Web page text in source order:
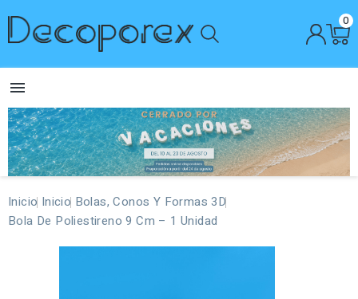
0

Inicio Inicio Bolas, Conos Y Formas 3D
Bola De Poliestireno 9 Cm – 1 Unidad